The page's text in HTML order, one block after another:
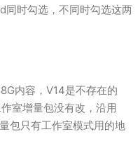
时勾选，不同时勾选这两
内容，V14是不存在的
室增量包没有改，沿用
包只有工作室模式用的地